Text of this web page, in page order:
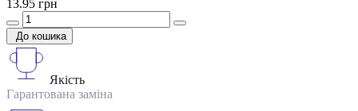
13.95 грн
До кошика
Якість
Гарантована заміна